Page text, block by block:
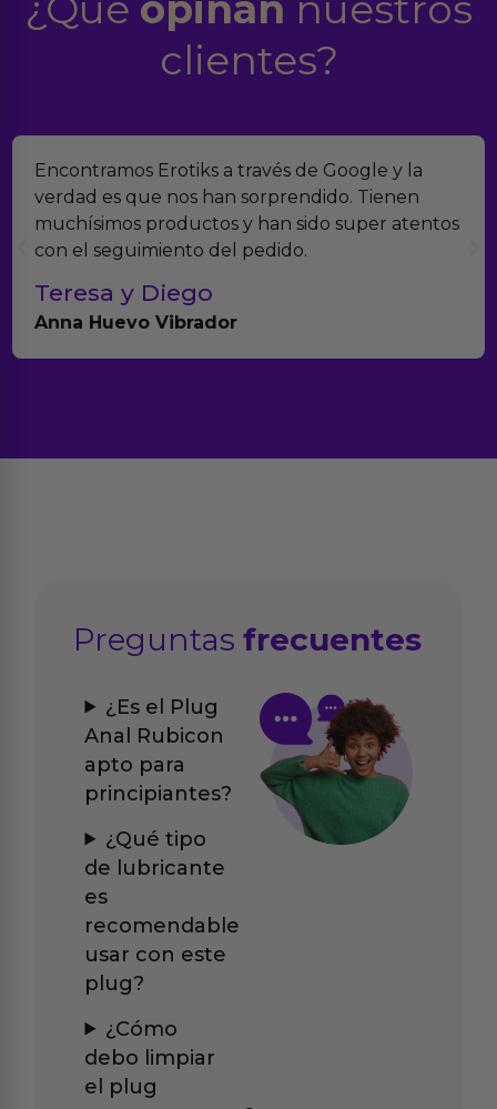
clientes?
Encontramos Erotiks a través de Google y la
verdad es que nos han sorprendido. Tienen
muchísimos productos y han sido super atentos
con el seguimiento del pedido.
Teresa y Diego
Anna Huevo Vibrador
Preguntasfrecuentes
¿Es el Plug
Anal Rubicon
apto para
principiantes?
¿Qué tipo
de lubricante
es
recomendable
usar con este
plug?
¿Cómo
debo limpiar
el plug